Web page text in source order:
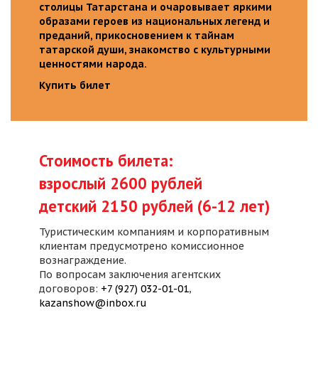
столицы Татарстана и очаровывает яркими
образами героев из национальных легенд и
преданий, прикосновением к тайнам
татарской души, знакомство с культурными
ценностями народа.
Купить билет
Стоимость билета:
взрослый 2600 рублей
детский 2150 рублей (6-12 лет)
Туристическим компаниям и корпоративным
клиентам предусмотрено комиссионное
вознаграждение.
По вопросам заключения агентских
договоров: +7 (927) 032-01-01,
kazanshow@inbox.ru